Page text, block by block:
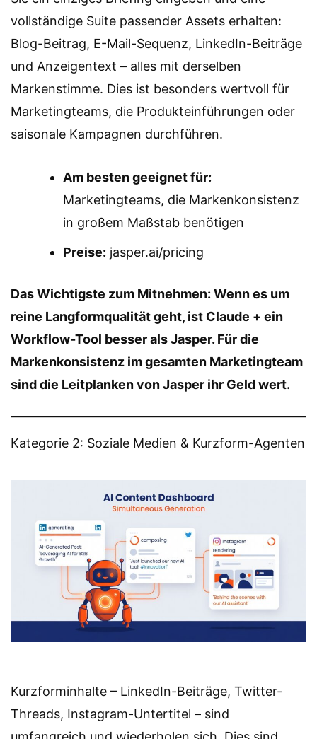
vollständige Suite passender Assets erhalten:
Blog-Beitrag, E-Mail-Sequenz, LinkedIn-Beiträge
und Anzeigentext – alles mit derselben
Markenstimme. Dies ist besonders wertvoll für
Marketingteams, die Produkteinführungen oder
saisonale Kampagnen durchführen.
Am besten geeignet für:
Marketingteams, die Markenkonsistenz
in großem Maßstab benötigen
Preise: jasper.ai/pricing
Das Wichtigste zum Mitnehmen: Wenn es um
reine Langformqualität geht, ist Claude + ein
Workflow-Tool besser als Jasper. Für die
Markenkonsistenz im gesamten Marketingteam
sind die Leitplanken von Jasper ihr Geld wert.
Kategorie 2: Soziale Medien & Kurzform-Agenten
Kurzforminhalte – LinkedIn-Beiträge, Twitter-
Threads, Instagram-Untertitel – sind